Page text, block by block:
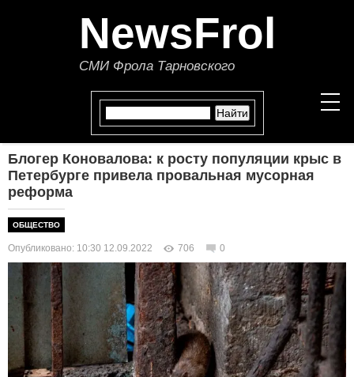
NewsFrol
СМИ Фрола Тарновского
НОВОСТИ
ПОЛИТИКА
ЭКОНОМИКА
В МИРЕ
ОБЩЕСТВО
Блогер Коновалова: к росту популяции крыс в
Петербурге привела провальная мусорная
реформа
ОБЩЕСТВО
Опубликовано: 10:30 12.09.2022 706 0